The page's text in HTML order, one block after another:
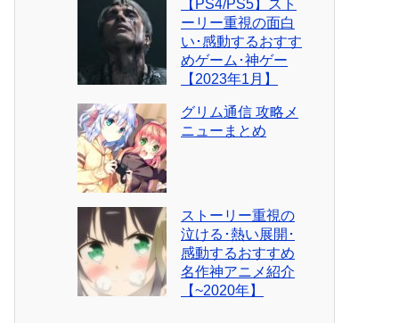
【PS4/PS5】スト
ーリー重視の面白
い･感動するおすす
めゲーム･神ゲー
【2023年1月】
グリム通信 攻略メ
ニューまとめ
ストーリー重視の
泣ける･熱い展開･
感動するおすすめ
名作神アニメ紹介
【~2020年】